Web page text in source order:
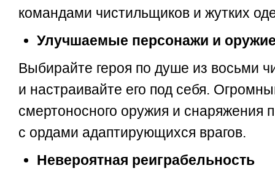
командами чистильщиков и жутких
Улучшаемые персонажи и
Выбирайте героя по душе из восьми
и настраивайте его под себя.
смертоносного оружия и снаряжения
с ордами адаптирующихся врагов.
Невероятная реиграбельность